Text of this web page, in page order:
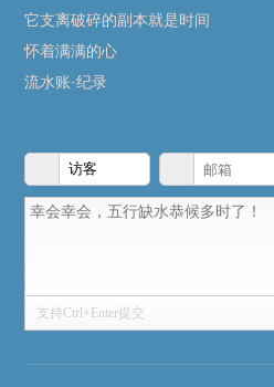
它支离破碎的副本就是时间
怀着满满的心
流水账·纪录
支持Ctrl+Enter提交